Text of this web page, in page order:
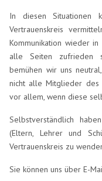
In diesen Situationen
Vertrauenskreis
Kommunikation wieder
alle Seiten zufrieden
bemühen wir uns
nicht alle Mitglieder des
vor allem, wenn diese
Selbstverständlich
(Eltern, Lehrer und
Vertrauenskreis zu
Sie können uns über E-